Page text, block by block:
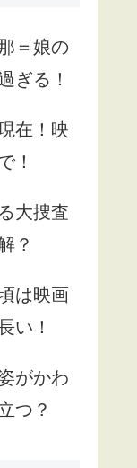
＝娘の
ぎる！
在！映
！
大捜査
？
は映画
い！
がかわ
つ？